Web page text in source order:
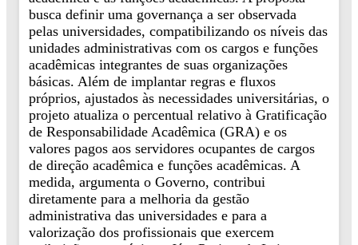
busca definir uma governança a ser observada
pelas universidades, compatibilizando os níveis das
unidades administrativas com os cargos e funções
acadêmicas integrantes de suas organizações
básicas. Além de implantar regras e fluxos
próprios, ajustados às necessidades universitárias, o
projeto atualiza o percentual relativo à Gratificação
de Responsabilidade Acadêmica (GRA) e os
valores pagos aos servidores ocupantes de cargos
de direção acadêmica e funções acadêmicas. A
medida, argumenta o Governo, contribui
diretamente para a melhoria da gestão
administrativa das universidades e para a
valorização dos profissionais que exercem